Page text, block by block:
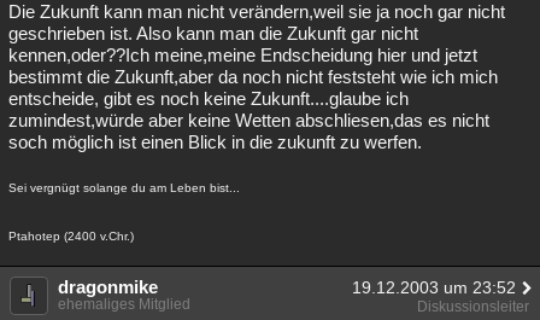
Die Zukunft kann man nicht verändern,weil sie ja noch gar nicht
geschrieben ist. Also kann man die Zukunft gar nicht
kennen,oder??Ich meine,meine Endscheidung hier und jetzt
bestimmt die Zukunft,aber da noch nicht feststeht wie ich mich
entscheide, gibt es noch keine Zukunft....glaube ich
zumindest,würde aber keine Wetten abschliesen,das es nicht
soch möglich ist einen Blick in die zukunft zu werfen.
Sei vergnügt solange du am Leben bist...
Ptahotep (2400 v.Chr.)
dragonmike 19.12.2003 um 23:52
ehemaliges Mitglied Diskussionsleiter